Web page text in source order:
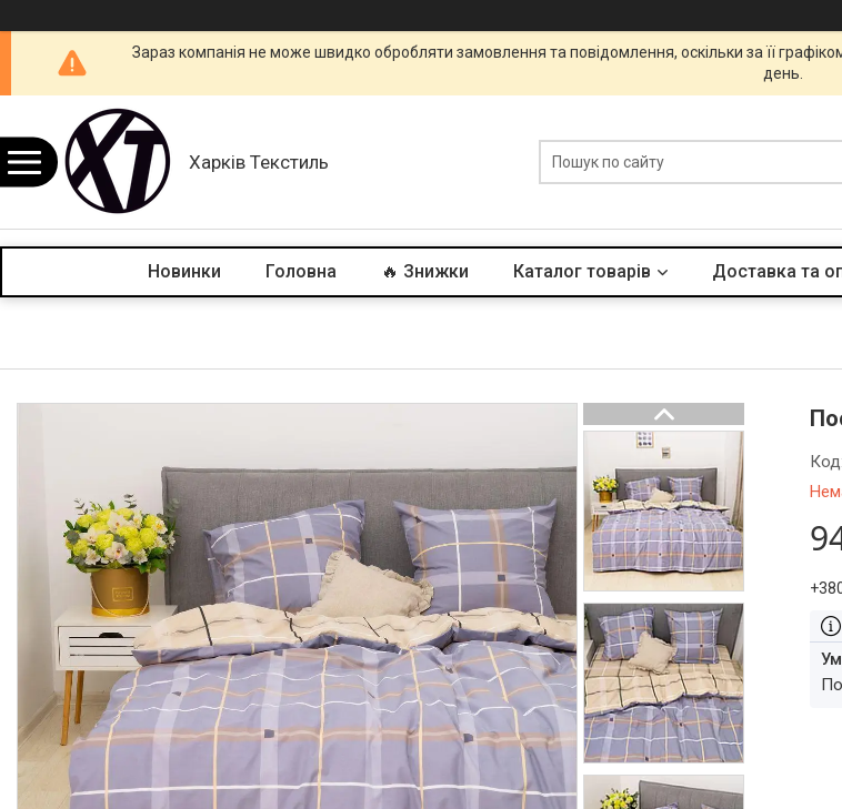
Зараз компанія не може швидко обробляти замовлення та повідомлення, оскільки за її
день.
Харків Текстиль
Новинки Головна 🔥 Знижки Каталог товарів Доставка та
Код: